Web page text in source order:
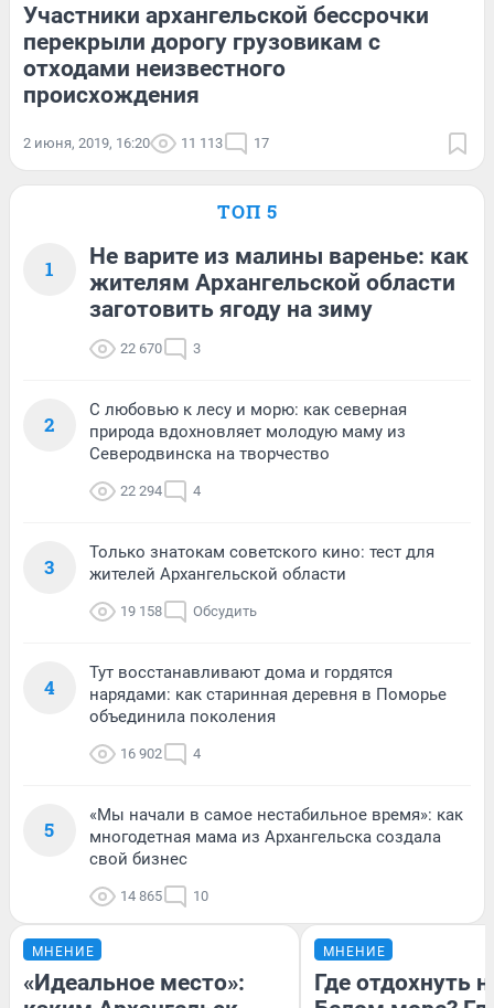
Участники архангельской бессрочки
перекрыли дорогу грузовикам с
отходами неизвестного
происхождения
2 июня, 2019, 16:20 11 113 17
ТОП 5
1
Не варите из малины варенье: как
жителям Архангельской области
заготовить ягоду на зиму
22 670 3
2
С любовью к лесу и морю: как северная
природа вдохновляет молодую маму из
Северодвинска на творчество
22 294 4
3
Только знатокам советского кино: тест для
жителей Архангельской области
19 158 Обсудить
4
Тут восстанавливают дома и гордятся
нарядами: как старинная деревня в Поморье
объединила поколения
16 902 4
5
«Мы начали в самое нестабильное время»: как
многодетная мама из Архангельска создала
свой бизнес
14 865 10
МНЕНИЕ
«Идеальное место»:
МНЕНИЕ
Где отдохнуть